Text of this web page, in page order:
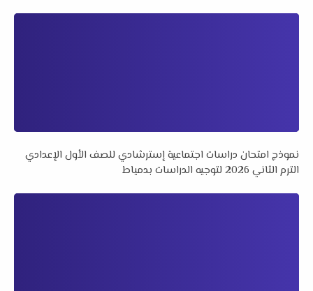
نموذج امتحان دراسات اجتماعية إسترشادي للصف الأول الإعدادي
الترم الثاني 2026 لتوجيه الدراسات بدمياط